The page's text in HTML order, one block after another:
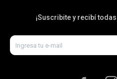
¡Suscribite y recibí